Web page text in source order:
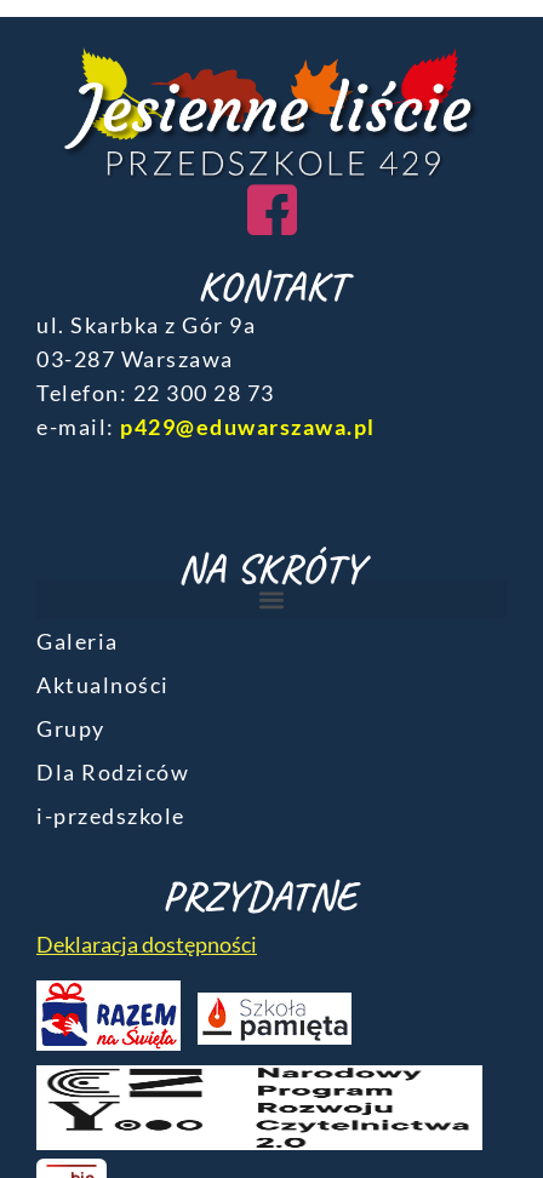
KONTAKT
ul. Skarbka z Gór 9a
03-287 Warszawa
Telefon: ‎22 300 28 73
e-mail: p429@eduwarszawa.pl
NA SKRÓTY
Galeria
Aktualności
Grupy
Dla Rodziców
i-przedszkole
PRZYDATNE
Deklaracja dostępności